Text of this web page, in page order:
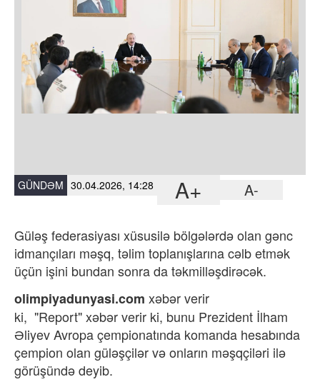
GÜNDƏM 30.04.2026, 14:28 A+ A-
Güləş federasiyası xüsusilə bölgələrdə olan gənc
idmançıları məşq, təlim toplanışlarına cəlb etmək
üçün işini bundan sonra da təkmilləşdirəcək.
olimpiyadunyasi.com xəbər verir
ki, "Report"xəbər verir ki, bunu Prezident İlham
Əliyev Avropa çempionatında komanda hesabında
çempion olan güləşçilər və onların məşqçiləri ilə
görüşündə deyib.